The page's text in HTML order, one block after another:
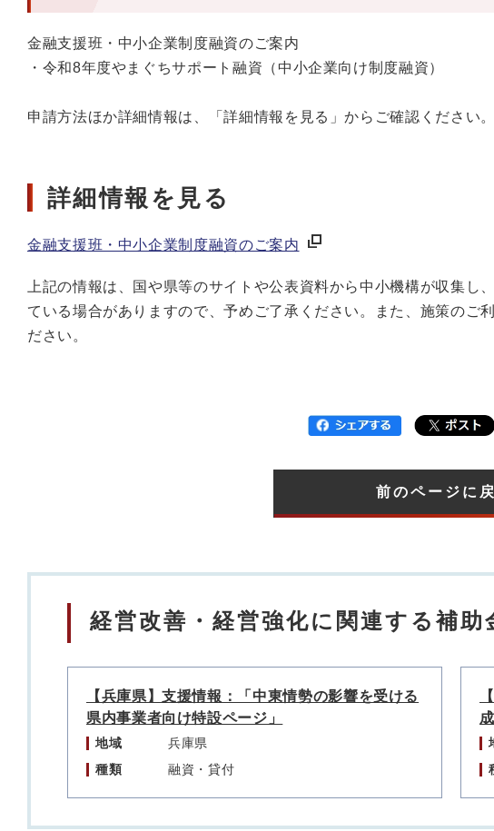
金融支援班・中小企業制度融資のご案内
・令和8年度やまぐちサポート融資（中小企業向け制度融資）
申請方法ほか詳細情報は、「詳細情報を見る」からご確認ください。
詳細情報を見る
金融支援班・中小企業制度融資のご案内
上記の情報は、国や県等のサイトや公表資料から中小機構が収集
ている場合がありますので、予めご了承ください。また、施策のご
ださい。
前のページに
経営改善・経営強化に関連する補助
【兵庫県】支援情報：「中東情勢の影響を受ける
県内事業者向け特設ページ」
地域
兵庫県
種類
融資・貸付